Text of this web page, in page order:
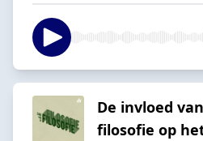
De invloed
filosofie op